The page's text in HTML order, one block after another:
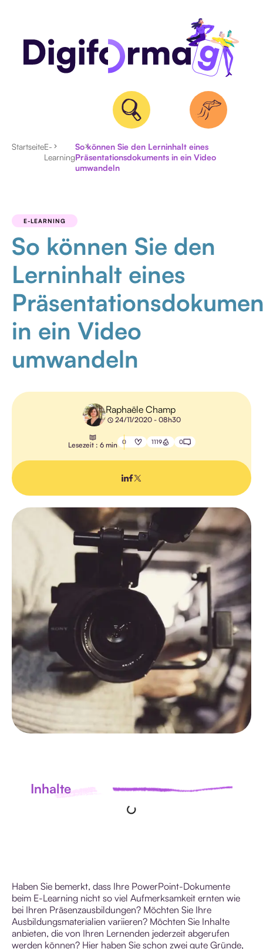
AKTUELLES
WEITERBILDUNG
PÄDAGOGIK
NEUIGKEITEN
NEUIGKEITEN
NEUIGKEITEN
StartseiteE-
Learning
So können Sie den Lerninhalt eines
Präsentationsdokuments in ein Video
umwandeln
E-LEARNING
So können Sie den
Lerninhalt eines
in ein Video
umwandeln
Raphaële Champ
24/11/2020 - 08h30
Lesezeit : 6 min 0 1119 0
Inhalte
Haben Sie bemerkt, dass Ihre PowerPoint-Dokumente
beim E-Learning nicht so viel Aufmerksamkeit ernten wie
bei Ihren Präsenzausbildungen? Möchten Sie Ihre
Ausbildungsmaterialien variieren? Möchten Sie Inhalte
anbieten, die von Ihren Lernenden jederzeit abgerufen
werden können? Hier haben Sie schon zwei gute Gründe,